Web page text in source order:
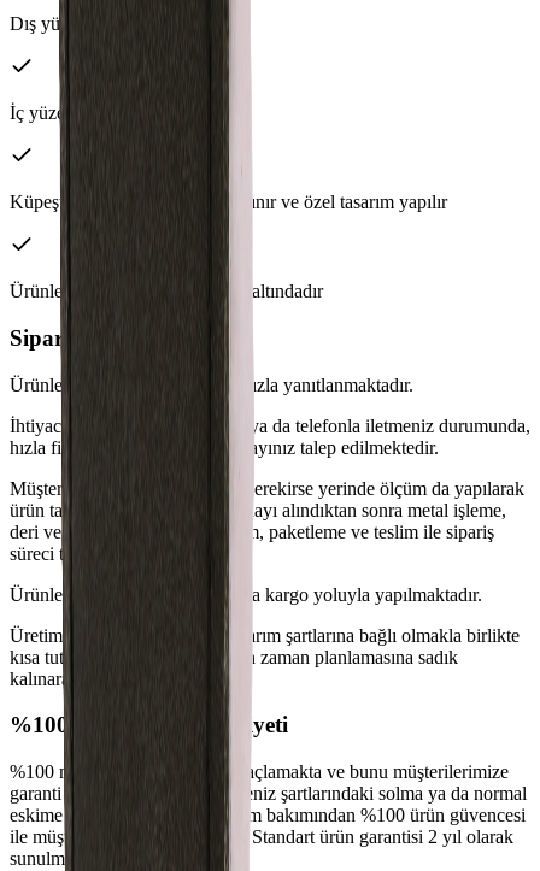
Dış yüzeyi doğal deridir
İç yüzeyi kuzu postudur
Küpeşte ölçüleri tarafımızdan alınır ve özel tasarım yapılır
Ürünlerimiz %100 güvencemiz altındadır
Sipariş ve teslimat
Ürünlerimizle ilgili sorularınız hızla yanıtlanmaktadır.
İhtiyacınızı e-posta, WhatsApp ya da telefonla iletmeniz durumunda,
hızla fiyatlandırma yapılarak onayınız talep edilmektedir.
Müşteri onayı alındıktan sonra gerekirse yerinde ölçüm da yapılarak
ürün tasarımı yapılır. Tasarım onayı alındıktan sonra metal işleme,
deri ve post hazırlıkları ile, dikim, paketleme ve teslim ile sipariş
süreci tamamlanır.
Ürünlerin teslimi doğrudan ya da kargo yoluyla yapılmaktadır.
Üretim süremiz malzeme ve tasarım şartlarına bağlı olmakla birlikte
kısa tutulmakta, müşterilerimizin zaman planlamasına sadık
kalınarak hizmet verilmektedir.
%100 Müşteri Memnuniyeti
%100 müşteri memnuniyeti amaçlamakta ve bunu müşterilerimize
garanti etmekteyiz. Güneş ve deniz şartlarındaki solma ya da normal
eskime dışında, tasarım ve üretim bakımından %100 ürün güvencesi
ile müşterilerimizin yanındayız. Standart ürün garantisi 2 yıl olarak
sunulmaktadır.